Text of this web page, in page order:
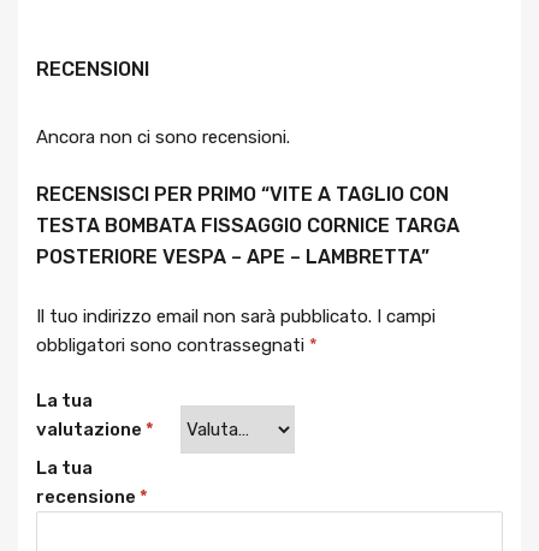
RECENSIONI
Ancora non ci sono recensioni.
RECENSISCI PER PRIMO “VITE A TAGLIO CON
TESTA BOMBATA FISSAGGIO CORNICE TARGA
POSTERIORE VESPA – APE – LAMBRETTA”
Il tuo indirizzo email non sarà pubblicato. I campi
obbligatori sono contrassegnati *
La tua
valutazione *
La tua
recensione *